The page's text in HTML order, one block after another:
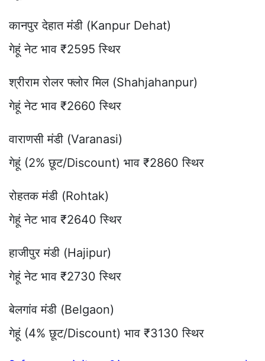
कानपुर देहात मंडी (Kanpur Dehat)
गेहूं नेट भाव ₹2595 स्थिर
श्रीराम रोलर फ्लोर मिल (Shahjahanpur)
गेहूं नेट भाव ₹2660 स्थिर
वाराणसी मंडी (Varanasi)
गेहूं (2% छूट/Discount) भाव ₹2860 स्थिर
रोहतक मंडी (Rohtak)
गेहूं नेट भाव ₹2640 स्थिर
हाजीपुर मंडी (Hajipur)
गेहूं नेट भाव ₹2730 स्थिर
बेलगांव मंडी (Belgaon)
गेहूं (4% छूट/Discount) भाव ₹3130 स्थिर